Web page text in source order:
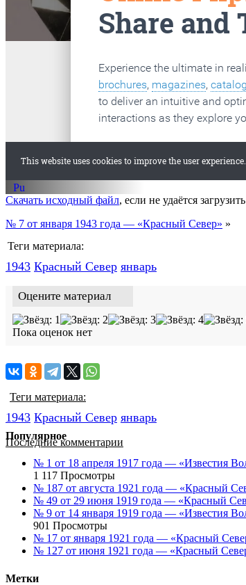
Вологда старые газеты
Скачать исходный файл, если не удаётся
№ 7 от января 1943 года — «Красный Север» »
Теги материала:
1943 Красный Cевер январь
Оцените материал
Пока оценок нет
Теги материала:
1943 Красный Cевер январь
Последние комментарии
Популярное
№ 1 от 18 апреля 1917 года — «Известия
1 117 Просмотры
№ 187 от августа 1921 года — «Красный
№ 49 от 29 июня 1919 года — «Красный
№ 9 от 14 января 1919 года — «Известия
901 Просмотры
№ 17 от января 1921 года — «Красный
№ 127 от июня 1921 года — «Красный
Метки